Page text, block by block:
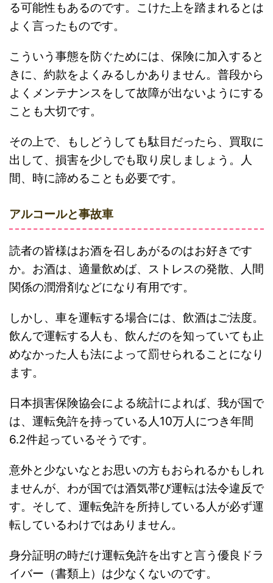
る可能性もあるのです。こけた上を踏まれるとは
よく言ったものです。
こういう事態を防ぐためには、保険に加入すると
きに、約款をよくみるしかありません。普段から
よくメンテナンスをして故障が出ないようにする
ことも大切です。
その上で、もしどうしても駄目だったら、買取に
出して、損害を少しでも取り戻しましょう。人
間、時に諦めることも必要です。
アルコールと事故車
読者の皆様はお酒を召しあがるのはお好きです
か。お酒は、適量飲めば、ストレスの発散、人間
関係の潤滑剤などになり有用です。
しかし、車を運転する場合には、飲酒はご法度。
飲んで運転する人も、飲んだのを知っていても止
めなかった人も法によって罰せられることになり
ます。
日本損害保険協会による統計によれば、我が国で
は、運転免許を持っている人10万人につき年間
6.2件起っているそうです。
意外と少ないなとお思いの方もおられるかもしれ
ませんが、わが国では酒気帯び運転は法令違反で
す。そして、運転免許を所持している人が必ず運
転しているわけではありません。
身分証明の時だけ運転免許を出すと言う優良ドラ
イバー（書類上）は少なくないのです。